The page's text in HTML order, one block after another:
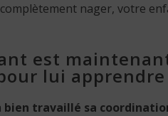
nager, votre
est maintenant
lui apprendre
bien travaillé sa